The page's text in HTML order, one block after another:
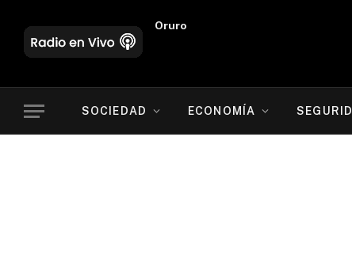
Oruro
SOCIEDAD ECONOMÍA